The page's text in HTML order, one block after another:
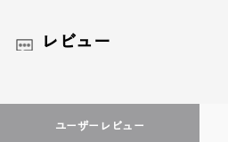
レビュー
ユーザーレビュー